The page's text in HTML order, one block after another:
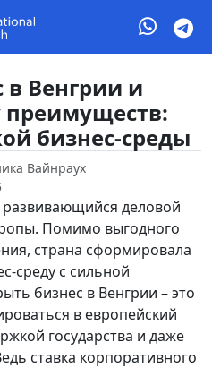
в Венгрии и
преимуществ:
бизнес-среды
Вайнраух
деловой
Помимо выгодного
страна сформировала
среду с сильной
бизнес в Венгрии – это
в европейский
государства и даже
ставка корпоративного